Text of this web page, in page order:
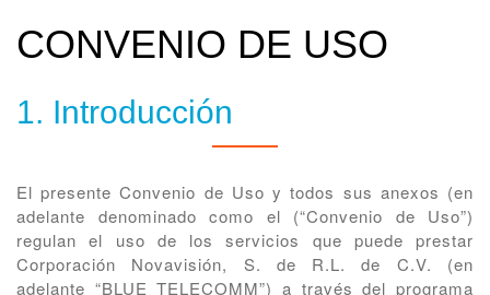
CONVENIO DE USO
1. Introducción
El presente Convenio de Uso y todos sus anexos (en
adelante denominado como el (“Convenio de Uso”)
regulan el uso de los servicios que puede prestar
Corporación Novavisión, S. de R.L. de C.V. (en
adelante “BLUE TELECOMM”) a través del programa